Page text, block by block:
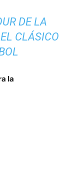
DE LA
CLÁSICO
la